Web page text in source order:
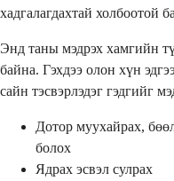
хадгалагдахтай холбоотой
Энд таны мэдрэх хамгийн
байна. Гэхдээ олон хүн
сайн тэсвэрлэдэг гэдгийг
Дотор муухайрах,
болох
Ядрах эсвэл сулрах